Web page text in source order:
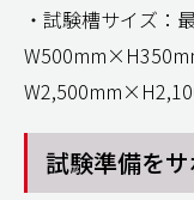
・試験槽サイズ：
試験準備を